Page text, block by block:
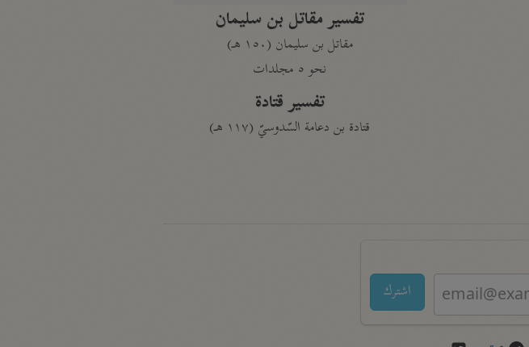
تفسير مقاتل بن سليمان
مقاتل بن سليمان (١٥٠ هـ)
نحو ٥ مجلدات
تفسير قتادة
قتادة بن دعامة السّدوسيّ (١١٧ هـ)
اشترك